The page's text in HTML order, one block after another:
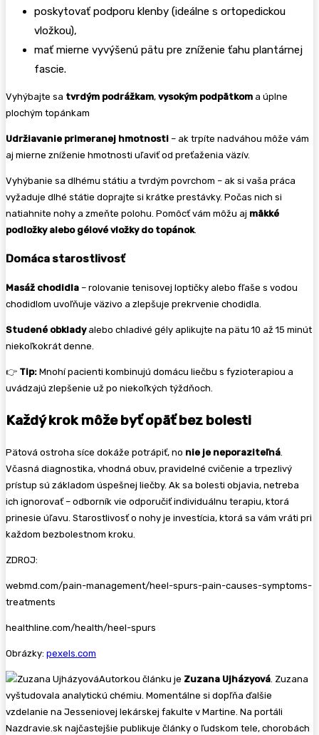
poskytovať podporu klenby (ideálne s ortopedickou
vložkou),
mať mierne vyvýšenú pätu pre zníženie ťahu plantárnej
fascie.
Vyhýbajte sa tvrdým podrážkam, vysokým podpätkom a úplne
plochým topánkam
Udržiavanie primeranej hmotnosti – ak trpíte nadváhou môže vám
aj mierne zníženie hmotnosti uľaviť od preťaženia väzív.
Vyhýbanie sa dlhému státiu a tvrdým povrchom – ak si vaša práca
vyžaduje dlhé státie doprajte si krátke prestávky. Počas nich si
natiahnite nohy a zmeňte polohu. Pomôcť vám môžu aj mäkké
podložky alebo gélové vložky do topánok.
Domáca starostlivosť
Masáž chodidla – rolovanie tenisovej loptičky alebo fľaše s vodou
chodidlom uvoľňuje väzivo a zlepšuje prekrvenie chodidla.
Studené obkladyalebo chladivé gély aplikujte na pätu 10 až 15 minút
niekoľkokrát denne.
👉 Tip: Mnohí pacienti kombinujú domácu liečbu s fyzioterapiou a
uvádzajú zlepšenie už po niekoľkých týždňoch.
Každý krok môže byť opäť bez bolesti
Pätová ostroha síce dokáže potrápiť, no nie je neporaziteľná.
Včasná diagnostika, vhodná obuv, pravidelné cvičenie a trpezlivý
prístup sú základom úspešnej liečby. Ak sa bolesti objavia, netreba
ich ignorovať – odborník vie odporučiť individuálnu terapiu, ktorá
prinesie úľavu. Starostlivosť o nohy je investícia, ktorá sa vám vráti pri
každom bezbolestnom kroku.
ZDROJ:
webmd.com/pain-management/heel-spurs-pain-causes-symptoms-
treatments
healthline.com/health/heel-spurs
Obrázky: pexels.com
Autorkou článku je Zuzana Ujházyová. Zuzana
vyštudovala analytickú chémiu. Momentálne si dopľňa ďalšie
vzdelanie na Jesseniovej lekárskej fakulte v Martine. Na portáli
Nazdravie.sk najčastejšie publikuje články o ľudskom tele, chorobách